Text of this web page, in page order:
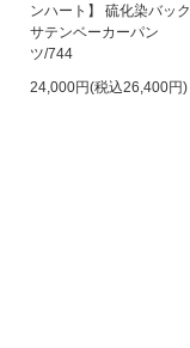
ンハート】 硫化染バック
サテンベーカーパン
ツ/744
24,000円(税込26,400円)